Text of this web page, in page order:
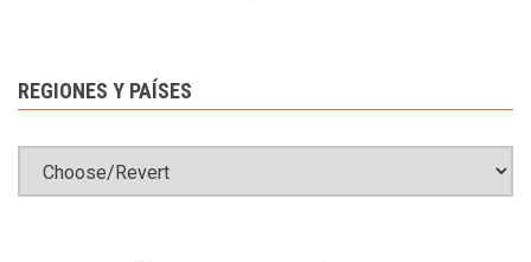
REGIONES Y PAÍSES